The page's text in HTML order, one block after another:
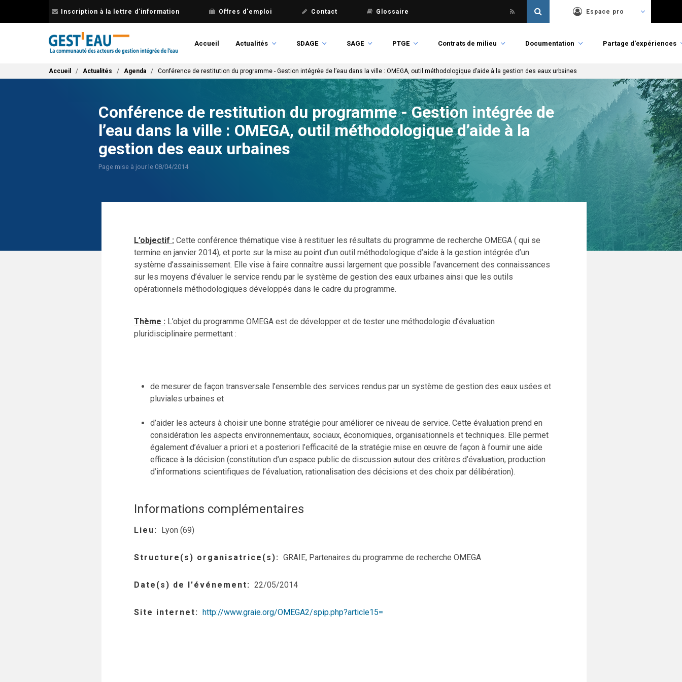
Inscription à la lettre d'information Offres d'emploi Contact Glossaire Espace pro
Accueil Actualités SDAGE SAGE PTGE Contrats de milieu Documentation Partage d'expériences
Fil d'Ariane
Accueil Actualités Agenda Conférence de restitution du programme - Gestion intégrée de l’eau dans la ville : OMEGA, outil méthodologique d’aide à la gestion des eaux urbaines
Conférence de restitution du programme - Gestion intégrée de
l’eau dans la ville : OMEGA, outil méthodologique d’aide à la
gestion des eaux urbaines
Page mise à jour le 08/04/2014
L’objectif : Cette conférence thématique vise à restituer les résultats du programme de recherche OMEGA ( qui se
termine en janvier 2014), et porte sur la mise au point d’un outil méthodologique d’aide à la gestion intégrée d’un
système d’assainissement. Elle vise à faire connaître aussi largement que possible l’avancement des connaissances
sur les moyens d’évaluer le service rendu par le système de gestion des eaux urbaines ainsi que les outils
opérationnels méthodologiques développés dans le cadre du programme.
Thème : L’objet du programme OMEGA est de développer et de tester une méthodologie d’évaluation
pluridisciplinaire permettant :
de mesurer de façon transversale l’ensemble des services rendus par un système de gestion des eaux usées et
pluviales urbaines et
d’aider les acteurs à choisir une bonne stratégie pour améliorer ce niveau de service. Cette évaluation prend en
considération les aspects environnementaux, sociaux, économiques, organisationnels et techniques. Elle permet
également d’évaluer a priori et a posteriori l’efficacité de la stratégie mise en œuvre de façon à fournir une aide
efficace à la décision (constitution d’un espace public de discussion autour des critères d’évaluation, production
d’informations scientifiques de l’évaluation, rationalisation des décisions et des choix par délibération).
Informations complémentaires
Lieu Lyon (69)
Structure(s) organisatrice(s) GRAIE, Partenaires du programme de recherche OMEGA
Date(s) de l'événement 22/05/2014
Site internet http://www.graie.org/OMEGA2/spip.php?article15=